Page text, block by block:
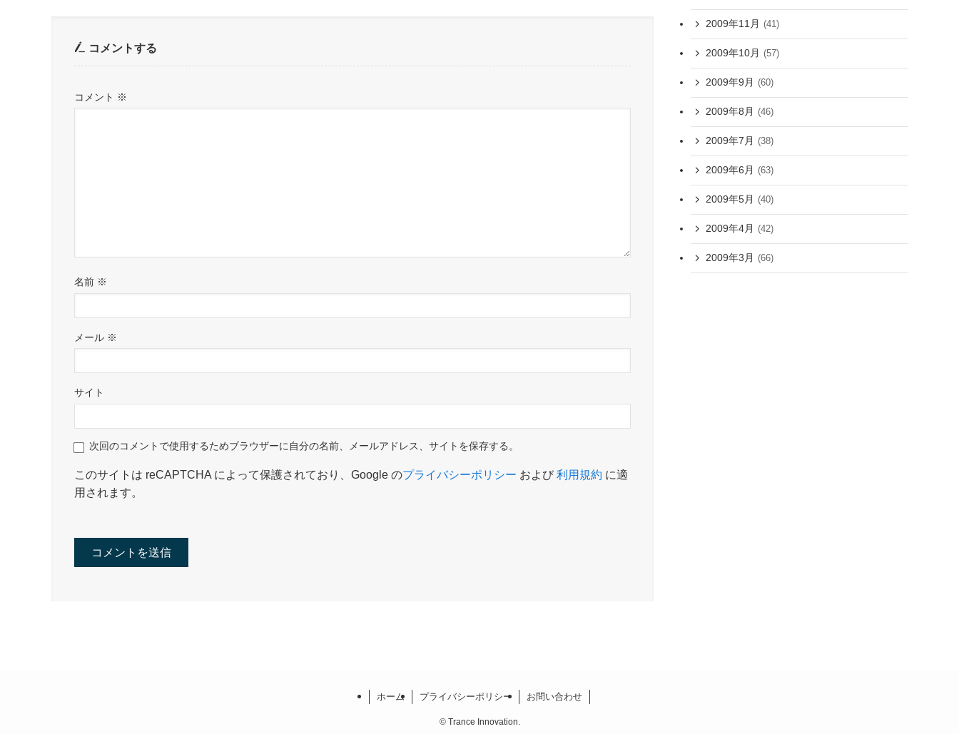
コメントする
コメント ※
名前 ※
メール ※
サイト
次回のコメントで使用するためブラウザーに自分の名前、メールアドレス、サイトを保存する。
このサイトは reCAPTCHA によって保護されており、Google のプライバシーポリシー および 利用規約 に適
用されます。
2009年11月 (41)
2009年10月 (57)
2009年9月 (60)
2009年8月 (46)
2009年7月 (38)
2009年6月 (63)
2009年5月 (40)
2009年4月 (42)
2009年3月 (66)
ホーム プライバシーポリシー お問い合わせ
©Trance Innovation.